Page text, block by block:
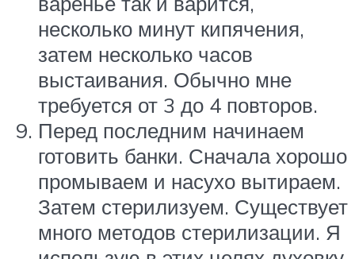
несколько минут кипячения,
затем несколько часов
выстаивания. Обычно мне
требуется от 3 до 4 повторов.
Перед последним начинаем
готовить банки. Сначала хорошо
промываем и насухо вытираем.
Затем стерилизуем. Существует
много методов стерилизации. Я